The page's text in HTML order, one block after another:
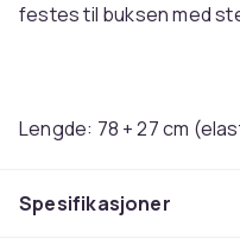
festes til buksen med
Lengde: 78 + 27 cm
Unisex, egnet for både
Spesifikasjoner